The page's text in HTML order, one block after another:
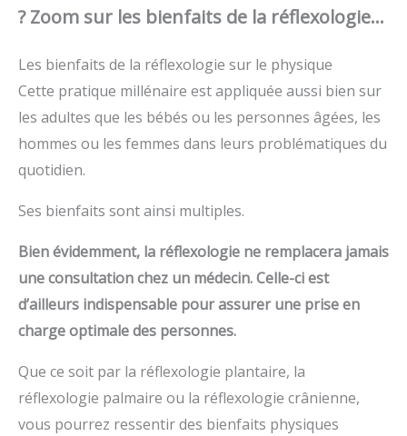
? Zoom sur les bienfaits de la réflexologie…
Les bienfaits de la réflexologie sur le physique
Cette pratique millénaire est appliquée aussi bien sur
les adultes que les bébés ou les personnes âgées, les
hommes ou les femmes dans leurs problématiques du
quotidien.
Ses bienfaits sont ainsi multiples.
Bien évidemment, la réflexologie ne remplacera jamais
une consultation chez un médecin. Celle-ci est
d’ailleurs indispensable pour assurer une prise en
charge optimale des personnes.
Que ce soit par la réflexologie plantaire, la
réflexologie palmaire ou la réflexologie crânienne,
vous pourrez ressentir des bienfaits physiques